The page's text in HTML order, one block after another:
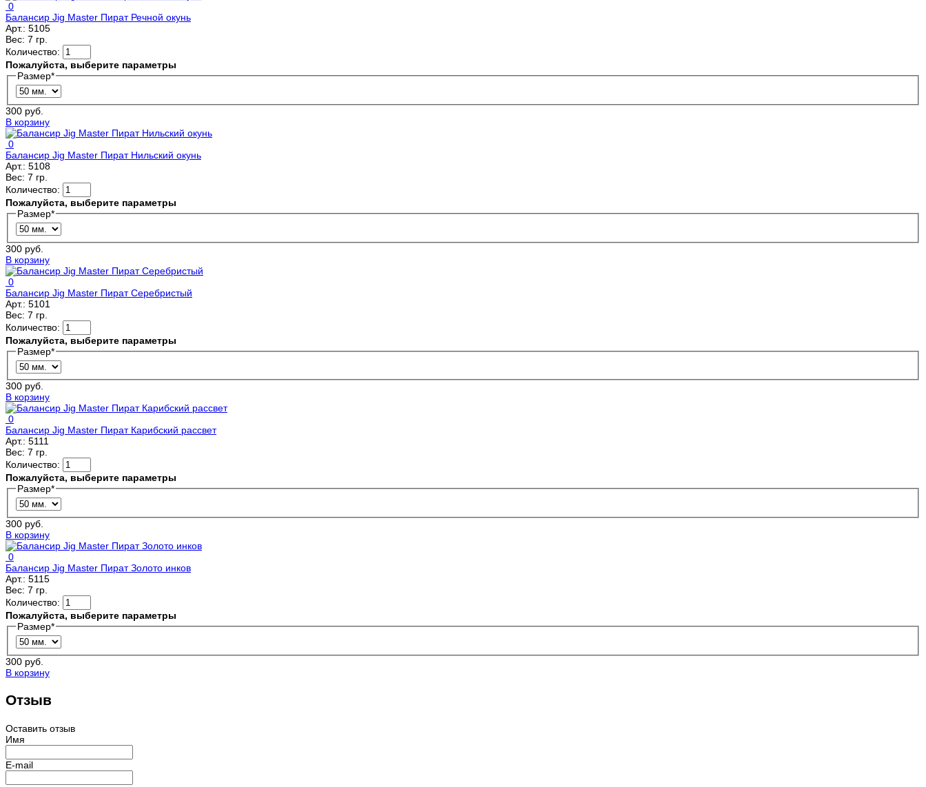
0
Балансир Jig Master Пират Речной окунь
Арт.: 5105
Вес: 7 гр.
Количество:
Пожалуйста, выберите параметры
Размер*
300 руб.
В корзину
0
Балансир Jig Master Пират Нильский окунь
Арт.: 5108
Вес: 7 гр.
Количество:
Пожалуйста, выберите параметры
Размер*
300 руб.
В корзину
0
Балансир Jig Master Пират Серебристый
Арт.: 5101
Вес: 7 гр.
Количество:
Пожалуйста, выберите параметры
Размер*
300 руб.
В корзину
0
Балансир Jig Master Пират Карибский рассвет
Арт.: 5111
Вес: 7 гр.
Количество:
Пожалуйста, выберите параметры
Размер*
300 руб.
В корзину
0
Балансир Jig Master Пират Золото инков
Арт.: 5115
Вес: 7 гр.
Количество:
Пожалуйста, выберите параметры
Размер*
300 руб.
В корзину
Отзыв
Оставить отзыв
Имя
E-mail